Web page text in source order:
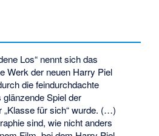
Los“ nennt sich das
Werk der neuen Harry Piel
die feindurchdachte
glänzende Spiel der
„Klasse für sich“ wurde. (…)
sind, wie nicht anders